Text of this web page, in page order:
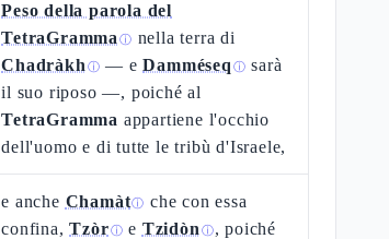
Peso della parola del
TetraGramma ⓘ nella terra di
Chadràkh ⓘ — eDamméseq ⓘ sarà
il suo riposo —, poiché al
TetraGramma appartiene l'occhio
dell'uomo e di tutte le tribù d'Israele,
e anche Chamàtⓘ che con essa
confina,Tzòrⓘ e Tzidòn ⓘ, poiché